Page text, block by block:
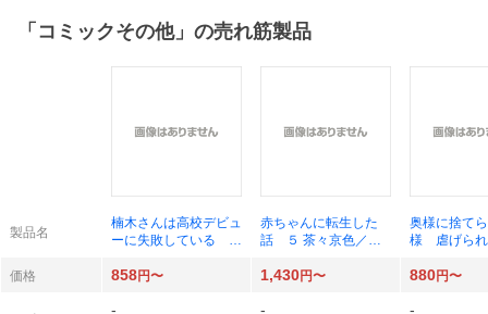
「 コミックその他」の売れ筋製品
製品名
楠木さんは高校デビュ
ーに失敗している ８
赤ちゃんに転生した
話 ５ 茶々京色／漫
奥様に捨て
様 虐げられ
二の人生に
Ｅ） セメン
価格 858円〜 1,430円〜 880円〜
- - -